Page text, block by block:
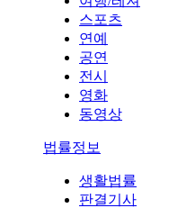
스포츠
연예
공연
전시
영화
동영상
법률정보
생활법률
판결기사